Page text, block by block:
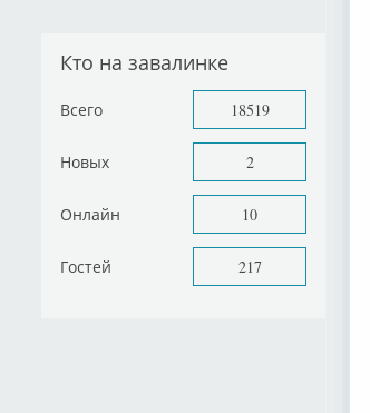
Кто на завалинке
Всего 18519
Новых 2
Онлайн 10
Гостей 217